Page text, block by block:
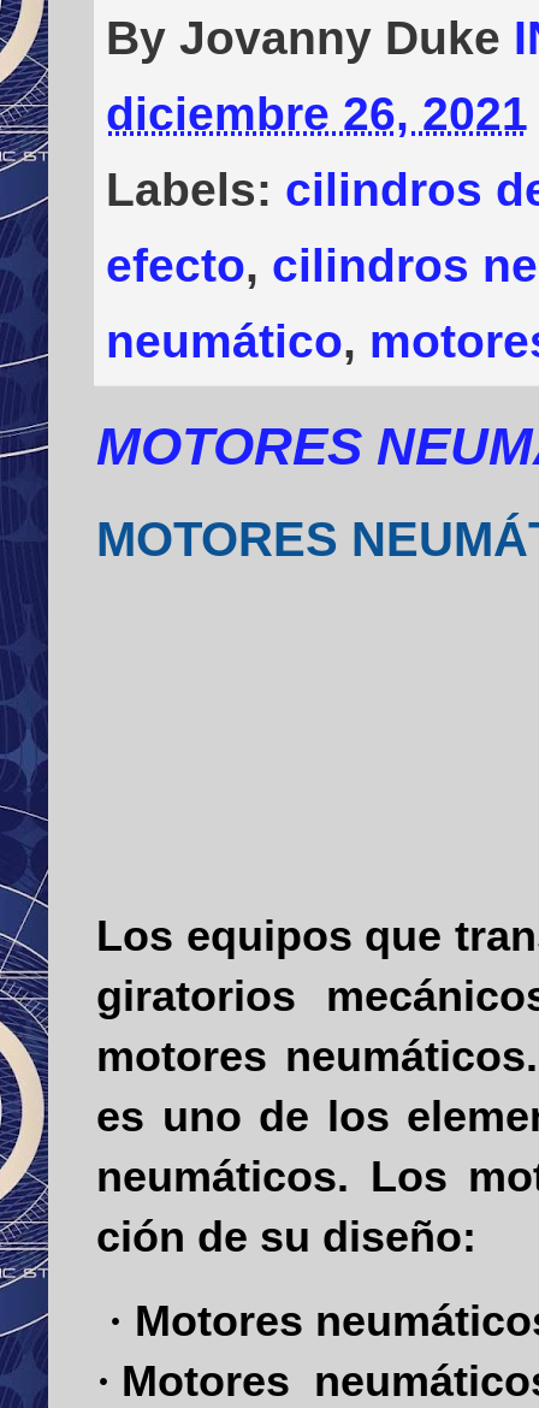
By Jovanny Duke
diciembre 26, 2021
Labels: cilindros
efecto, cilindros
neumático,
MOTORES
MOTORES
Los equipos que
gira­torios
motores
es uno de los
neumáticos. Los
ción de su diseño:
· Motores
· Motores